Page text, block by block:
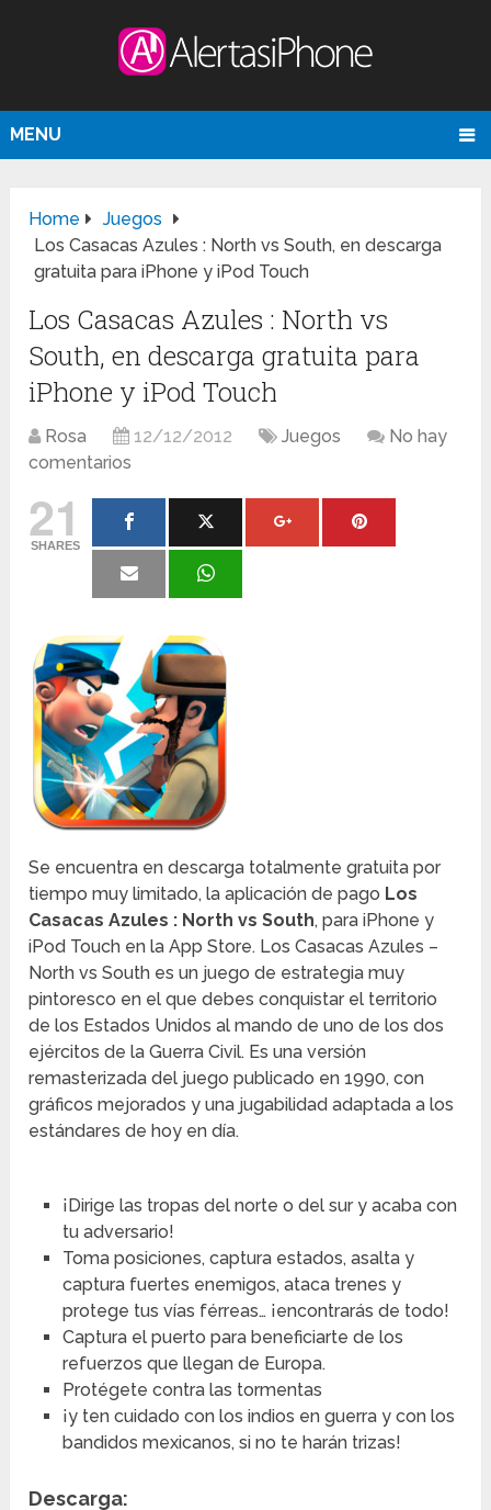
MENU
Home
Juegos
Los Casacas Azules : North vs South, en descarga
gratuita para iPhone y iPod Touch
Los Casacas Azules : North vs
South, en descarga gratuita para
iPhone y iPod Touch
Rosa 12/12/2012 Juegos
No hay
comentarios
21
SHARES
Se encuentra en descarga totalmente gratuita por
tiempo muy limitado, la aplicación de pago Los
Casacas Azules : North vs South, para iPhone y
iPod Touch en la App Store. Los Casacas Azules –
North vs South es un juego de estrategia muy
pintoresco en el que debes conquistar el territorio
de los Estados Unidos al mando de uno de los dos
ejércitos de la Guerra Civil. Es una versión
remasterizada del juego publicado en 1990, con
gráficos mejorados y una jugabilidad adaptada a los
estándares de hoy en día.
¡Dirige las tropas del norte o del sur y acaba con
tu adversario!
Toma posiciones, captura estados, asalta y
captura fuertes enemigos, ataca trenes y
protege tus vías férreas… ¡encontrarás de todo!
Captura el puerto para beneficiarte de los
refuerzos que llegan de Europa.
Protégete contra las tormentas
¡y ten cuidado con los indios en guerra y con los
bandidos mexicanos, si no te harán trizas!
Descarga: